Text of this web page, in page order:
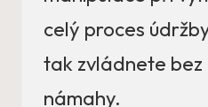
celý proces
tak zvládnete bez
námahy.